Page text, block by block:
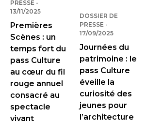
PRESSE-
13/11/2025
Premières
Scènes : un
temps fort du
pass Culture
au cœur du fil
rouge annuel
consacré au
spectacle
vivant
DOSSIER DE
PRESSE -
17/09/2025
Journées du
patrimoine : le
pass Culture
éveille la
curiosité des
jeunes pour
l’architecture